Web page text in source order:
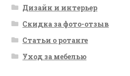
Дизайн и интерьер
Скидка за фото-отзыв
Статьи о ротанге
Уход за мебелью